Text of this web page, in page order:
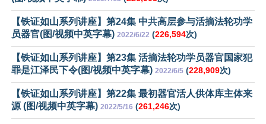
【铁证如山系列讲座】第24集 中共高层参与活摘法轮功学
员器官(图/视频中英字幕) 2022/6/22 (226,594次)
【铁证如山系列讲座】第23集 活摘法轮功学员器官国家犯
罪是江泽民下令(图/视频中英字幕) 2022/6/5 (228,909次)
【铁证如山系列讲座】第22集 最初器官活人供体库主体来
源 (图/视频中英字幕) 2022/5/16 (261,246次)